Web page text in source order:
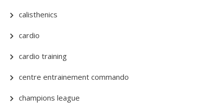
calisthenics
cardio
cardio training
centre entrainement commando
champions league